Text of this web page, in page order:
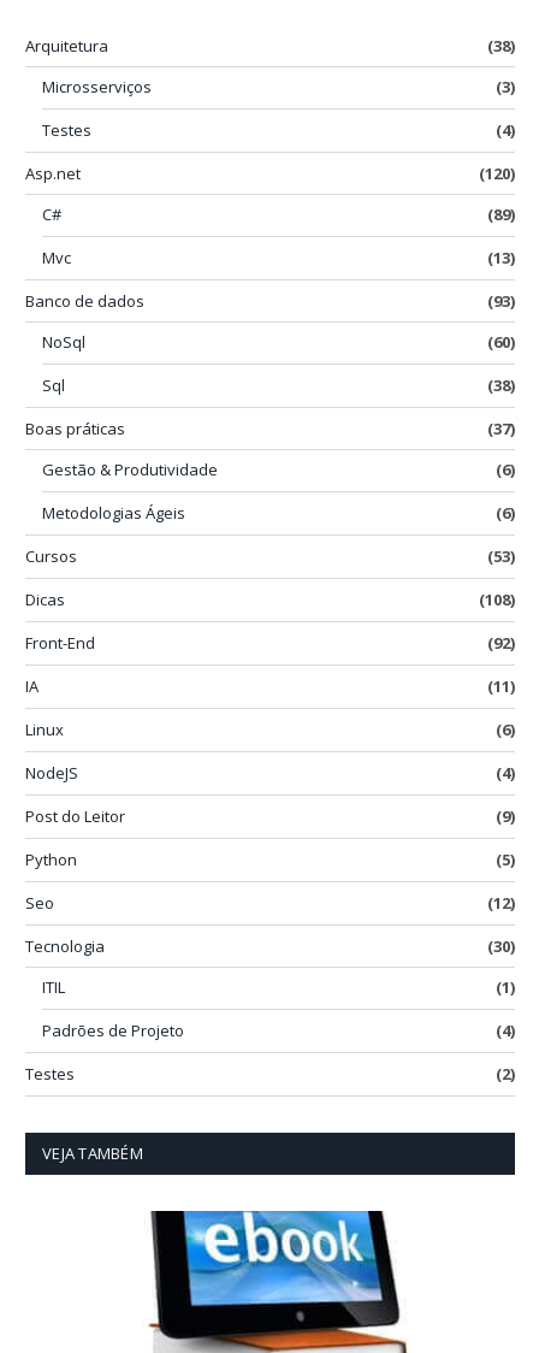
Arquitetura
(38)
Microsserviços
(3)
Testes
(4)
Asp.net
(120)
C#
(89)
Mvc
(13)
Banco de dados
(93)
NoSql
(60)
Sql
(38)
Boas práticas
(37)
Gestão & Produtividade
(6)
Metodologias Ágeis
(6)
Cursos
(53)
Dicas
(108)
Front-End
(92)
IA
(11)
Linux
(6)
NodeJS
(4)
Post do Leitor
(9)
Python
(5)
Seo
(12)
Tecnologia
(30)
ITIL
(1)
Padrões de Projeto
(4)
Testes
(2)
VEJA TAMBÉM